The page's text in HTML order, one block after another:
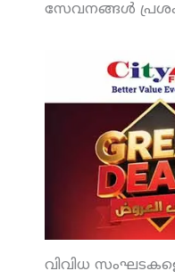
സേവനങ്ങള്‍
വിവിധ